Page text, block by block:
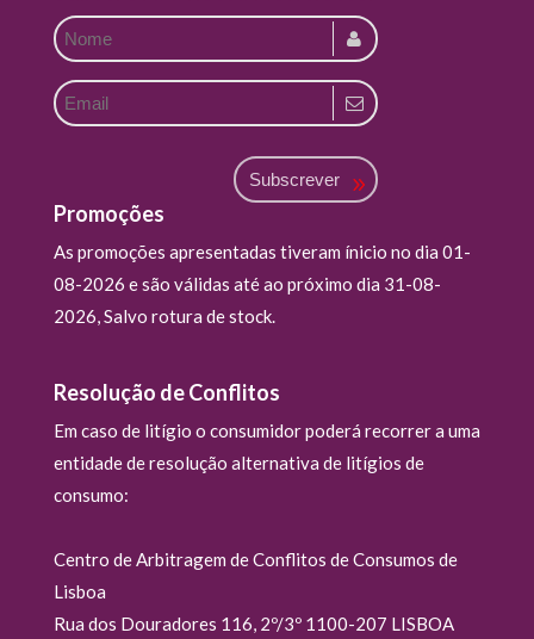
Subscrever
Promoções
As promoções apresentadas tiveram ínicio no dia 01-
08-2026 e são válidas até ao próximo dia 31-08-
2026, Salvo rotura de stock.
Resolução de Conflitos
Em caso de litígio o consumidor poderá recorrer a uma
entidade de resolução alternativa de litígios de
consumo:
Centro de Arbitragem de Conflitos de Consumos de
Lisboa
Rua dos Douradores 116, 2º/3º 1100-207 LISBOA